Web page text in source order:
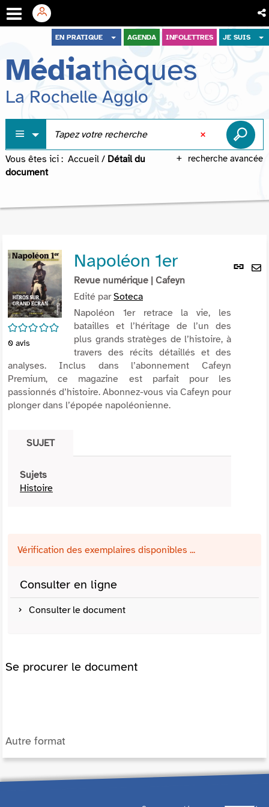
menu
contenu
recherche
EN PRATIQUE AGENDA INFOLETTRES JE SUIS
Médiathèques
La Rochelle Agglo
recherche avancée
Vous êtes ici : Accueil / Détail du
document
Lien
/5
0 avis
Napoléon 1er
Revue numérique | Cafeyn
Edité parSoteca
Napoléon 1er retrace la vie, les
batailles et l’héritage de l’un des
plus grands stratèges de l’histoire, à
travers des récits détaillés et des
analyses. Inclus dans l’abonnement Cafeyn
Premium, ce magazine est parfait pour les
passionnés d’histoire. Abonnez-vous via Cafeyn pour
plonger dans l’épopée napoléonienne.
SUJET
Sujets
Histoire
Vérification des exemplaires disponibles ...
Consulter en ligne
Consulter le document
Se procurer le document
Autre format